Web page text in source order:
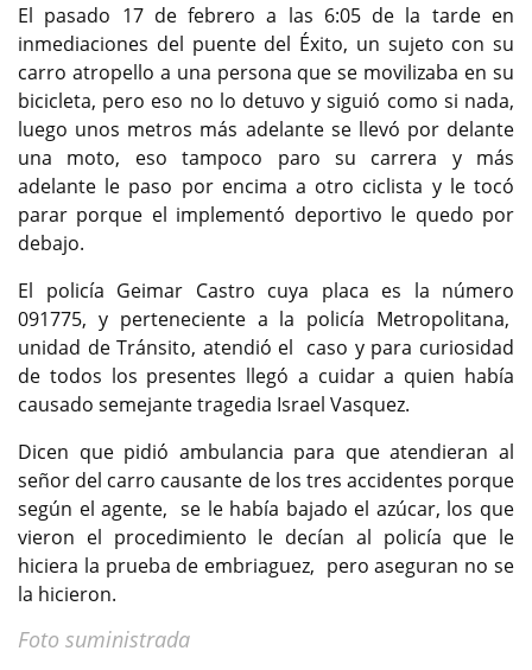
El pasado 17 de febrero a las 6:05 de la tarde en
inmediaciones del puente del Éxito, un sujeto con su
carro atropello a una persona que se movilizaba en su
bicicleta, pero eso no lo detuvo y siguió como si nada,
luego unos metros más adelante se llevó por delante
una moto, eso tampoco paro su carrera y más
adelante le paso por encima a otro ciclista y le tocó
parar porque el implementó deportivo le quedo por
debajo.
El policía Geimar Castro cuya placa es la número
091775, y perteneciente a la policía Metropolitana,
unidad de Tránsito, atendió el caso y para curiosidad
de todos los presentes llegó a cuidar a quien había
causado semejante tragedia Israel Vasquez.
Dicen que pidió ambulancia para que atendieran al
señor del carro causante de los tres accidentes porque
según el agente, se le había bajado el azúcar, los que
vieron el procedimiento le decían al policía que le
hiciera la prueba de embriaguez, pero aseguran no se
la hicieron.
Foto suministrada